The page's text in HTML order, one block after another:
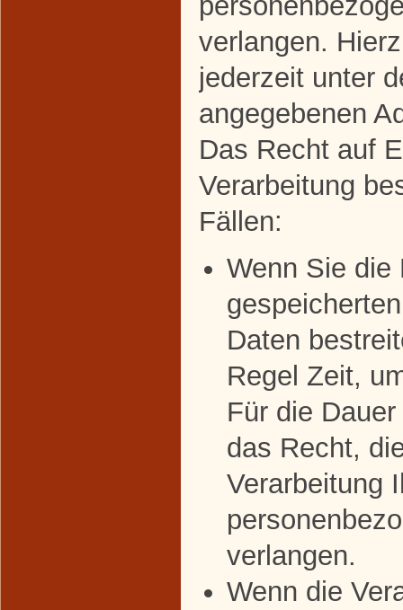
verlangen.
jederzeit unter
angegebenen
Das Recht auf
Verarbeitung
Fällen:
Wenn Sie die
Daten
Regel Zeit,
Für die
das Recht,
Verarbeitung
verlangen.
Wenn die